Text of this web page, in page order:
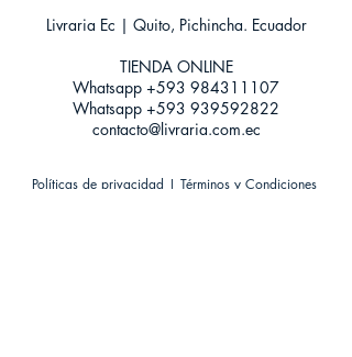
Livraria Ec | Quito, Pichincha. Ecuador
TIENDA ONLINE​
Whatsapp +593 984311107
Whatsapp +593 939592822
contacto@livraria.com.ec
Políticas de privacidad | Términos y Condiciones